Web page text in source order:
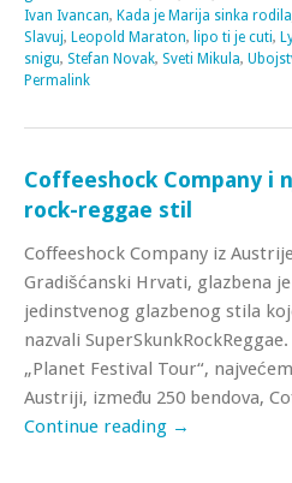
Ivan Ivancan, Kada je Marija sinka rodila
Slavuj, Leopold Maraton, lipo ti je cuti,
snigu, Stefan Novak, Sveti Mikula,
Permalink
Coffeeshock Company i
rock-reggae stil
Coffeeshock Company iz
Gradišćanski Hrvati, glazbena
jedinstvenog glazbenog stila
nazvali
„Planet Festival Tour“,
Austriji, između 250 bendova,
Continue reading →